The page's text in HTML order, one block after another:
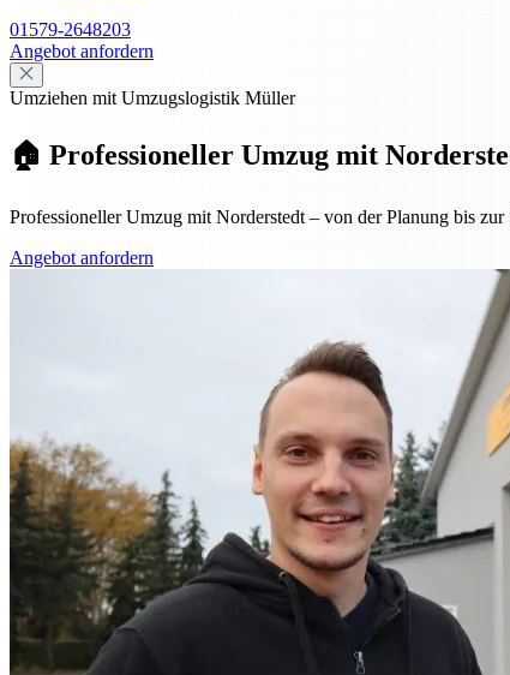
01579-2648203
Angebot anfordern
Umziehen mit Umzugslogistik Müller
🏠 Professioneller Umzug mit
Professioneller Umzug mit Norderstedt – von der Planung bis
Angebot anfordern